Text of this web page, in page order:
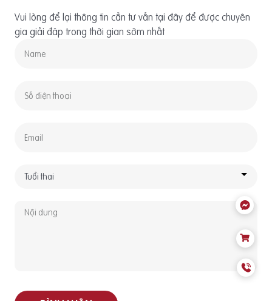
Vui lòng để lại thông tin cần tư vấn tại đây để được chuyên
gia giải đáp trong thời gian sớm nhất